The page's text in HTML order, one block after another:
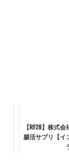
【RF28】株式
腸活サプリ【イ